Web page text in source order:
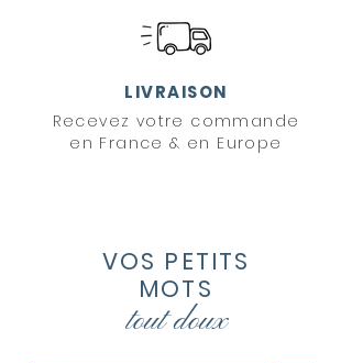
LIVRAISON
Recevez votre commande
en France & en Europe
VOS PETITS
MOTS
toutdoux